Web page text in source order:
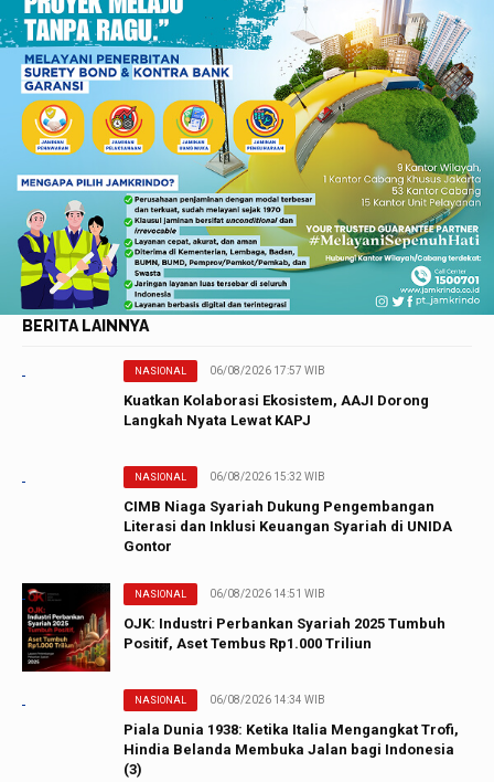
BERITA LAINNYA
NASIONAL 06/08/2026 17:57 WIB
Kuatkan Kolaborasi Ekosistem, AAJI Dorong
Langkah Nyata Lewat KAPJ
NASIONAL 06/08/2026 15:32 WIB
CIMB Niaga Syariah Dukung Pengembangan
Literasi dan Inklusi Keuangan Syariah di UNIDA
Gontor
NASIONAL 06/08/2026 14:51 WIB
OJK: Industri Perbankan Syariah 2025 Tumbuh
Positif, Aset Tembus Rp1.000 Triliun
NASIONAL 06/08/2026 14:34 WIB
Piala Dunia 1938: Ketika Italia Mengangkat Trofi,
Hindia Belanda Membuka Jalan bagi Indonesia
(3)